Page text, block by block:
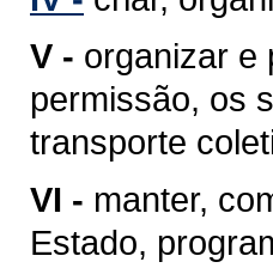
V - organizar e
permissão, os
transporte
VI - manter,
Estado,